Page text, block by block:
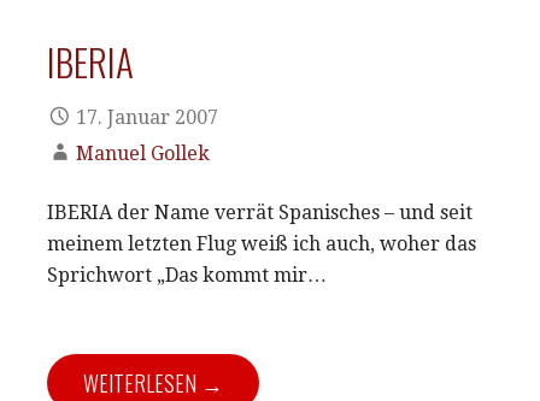
IBERIA
17. Januar 2007
Manuel Gollek
IBERIA der Name verrät Spanisches – und seit
meinem letzten Flug weiß ich auch, woher das
Sprichwort „Das kommt mir…
WEITERLESEN →